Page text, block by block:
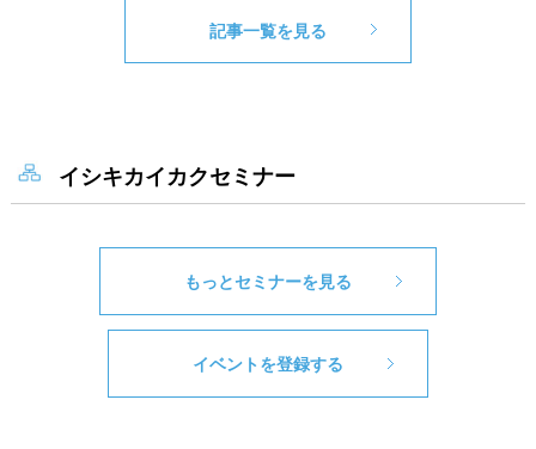
記事一覧を見る
イシキカイカクセミナー
もっとセミナーを見る
イベントを登録する